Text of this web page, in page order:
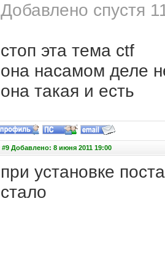
Добавлено спустя
стоп эта тема ctf
она насамом деле
она такая и есть
#9 Добавлено: 8 июня 2011 19:00
при установке
стало